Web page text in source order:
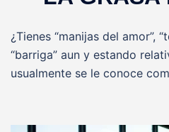
¿Tienes “manijas del amor”,
“barriga” aun y estando
usualmente se le conoce